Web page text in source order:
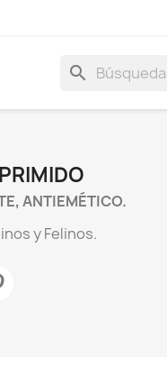
search
ANTIEMÉTICO.
y Felinos.